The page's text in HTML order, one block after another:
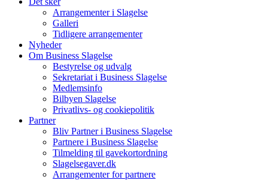
Arrangementer i Slagelse
Galleri
Tidligere arrangementer
Nyheder
Om Business Slagelse
Bestyrelse og udvalg
Sekretariat i Business Slagelse
Medlemsinfo
Bilbyen Slagelse
Privatlivs- og cookiepolitik
Partner
Bliv Partner i Business Slagelse
Partnere i Business Slagelse
Tilmelding til gavekortordning
Slagelsegaver.dk
Arrangementer for partnere